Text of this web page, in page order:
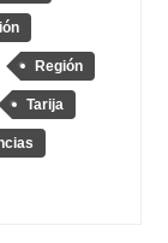
Región
Tarija